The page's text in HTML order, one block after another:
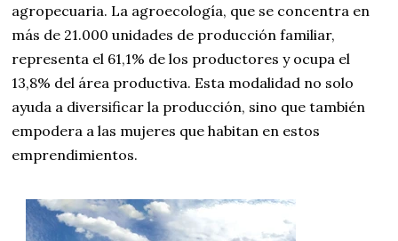
agropecuaria. La agroecología, que se concentra en
más de 21.000 unidades de producción familiar,
representa el 61,1% de los productores y ocupa el
13,8% del área productiva. Esta modalidad no solo
ayuda a diversificar la producción, sino que también
empodera a las mujeres que habitan en estos
emprendimientos.